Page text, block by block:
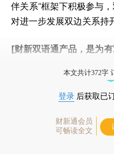
伴关系”框架下积极参与
对进一步发展双边关系持
[财新双语通产品，是为
本文共计372字
登录 后获取已
财新通会员
可畅读全文